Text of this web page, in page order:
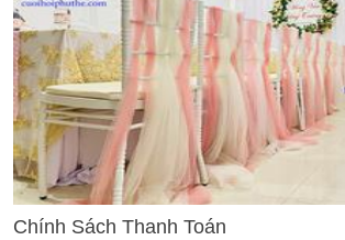
'
Chính Sách Thanh Toán